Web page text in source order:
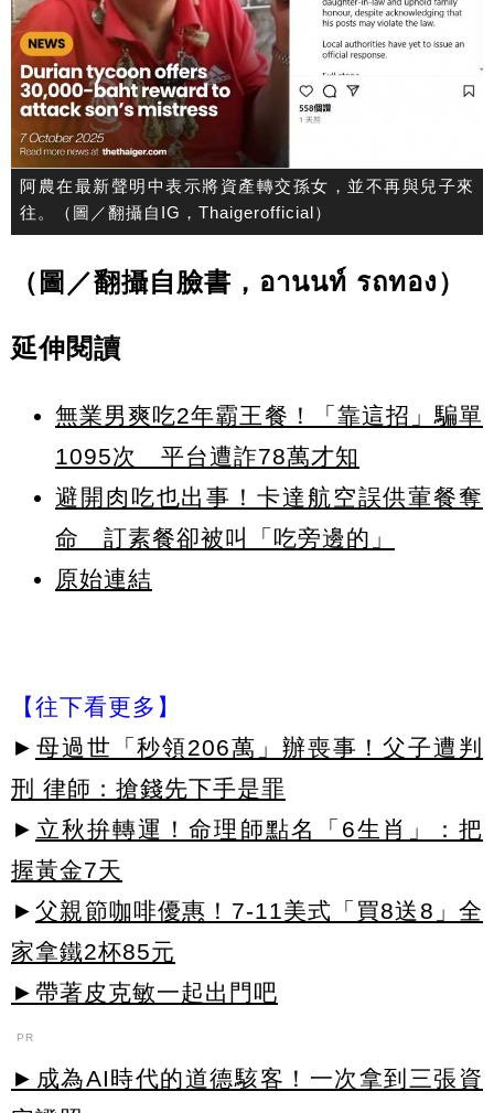
阿農在最新聲明中表示將資產轉交孫女，並不再與兒子來
往。（圖／翻攝自IG，Thaigerofficial）
（圖／翻攝自臉書，อานนท์ รถทอง）
延伸閱讀
無業男爽吃2年霸王餐！「靠這招」騙單
1095次 平台遭詐78萬才知
避開肉吃也出事！卡達航空誤供葷餐奪
命 訂素餐卻被叫「吃旁邊的」
原始連結
【往下看更多】
► 母過世「秒領206萬」辦喪事！父子遭判
刑 律師：搶錢先下手是罪
► 立秋拚轉運！命理師點名「6生肖」：把
握黃金7天
► 父親節咖啡優惠！7-11美式「買8送8」全
家拿鐵2杯85元
►帶著皮克敏一起出門吧
PR
►成為AI時代的道德駭客！一次拿到三張資